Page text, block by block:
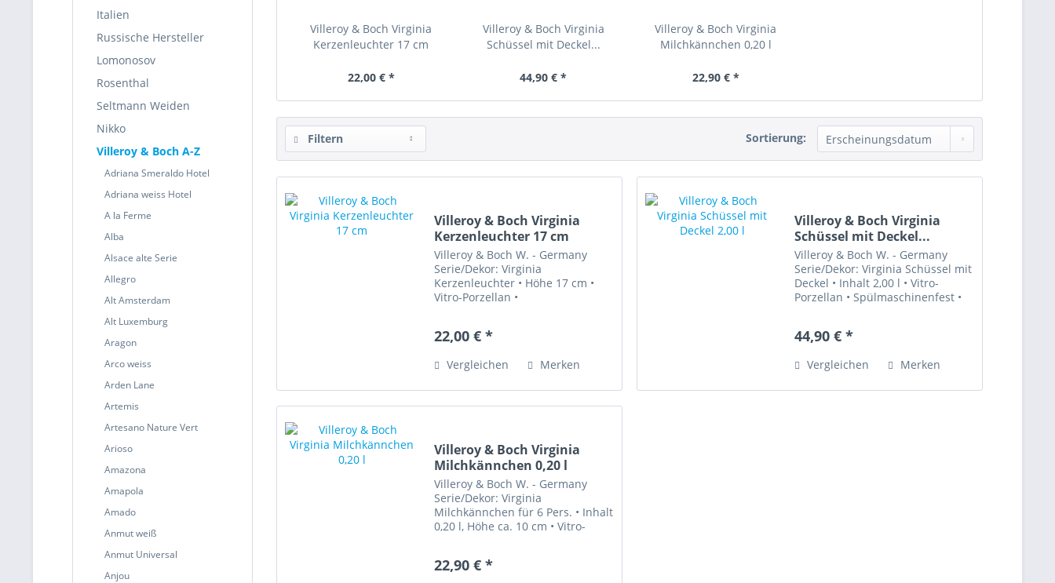
Italien
Russische Hersteller
Lomonosov
Rosenthal
Seltmann Weiden
Nikko
Villeroy & Boch A-Z
Adriana Smeraldo Hotel
Adriana weiss Hotel
A la Ferme
Alba
Alsace alte Serie
Allegro
Alt Amsterdam
Alt Luxemburg
Aragon
Arco weiss
Arden Lane
Artemis
Artesano Nature Vert
Arioso
Amazona
Amapola
Amado
Anmut weiß
Anmut Universal
Anjou
Villeroy & Boch Virginia
Kerzenleuchter 17 cm
22,00 € *
Villeroy & Boch Virginia
Schüssel mit Deckel...
44,90 € *
Villeroy & Boch Virginia
Milchkännchen 0,20 l
22,90 € *
Filtern Sortierung:
Villeroy & Boch Virginia
Kerzenleuchter 17 cm
Villeroy & Boch W. - Germany
Serie/Dekor: Virginia
Kerzenleuchter • Höhe 17 cm •
Vitro-Porzellan •
erhalten "zarte Gelbtöne mit
Umrandung Serie Virginia von...
22,00 € *
Vergleichen Merken
Villeroy & Boch Virginia
Schüssel mit Deckel...
Villeroy & Boch W. - Germany
Serie/Dekor: Virginia Schüssel mit
Deckel • Inhalt 2,00 l • Vitro-
Porzellan • Spülmaschinenfest •
Blumenranken und grüner
44,90 € *
Vergleichen Merken
Villeroy & Boch Virginia
Milchkännchen 0,20 l
Villeroy & Boch W. - Germany
Serie/Dekor: Virginia
Milchkännchen für 6 Pers. • Inhalt
0,20 l, Höhe ca. 10 cm • Vitro-
unbenutzt "zarte Gelbtöne mit
22,90 € *